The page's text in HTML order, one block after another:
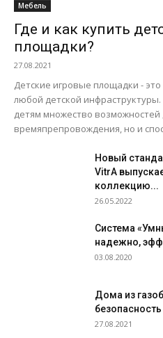
Мебель
Где и как купить
площадки?
27.08.2021
Детские игровые площадки -
любой детской
детям множество возможностей
времяпрепровождения, но и
Новый
VitrA
коллекцию...
26.05.2022
Система
надежно,
03.08.2020
Дома из
безопасность
27.08.2021